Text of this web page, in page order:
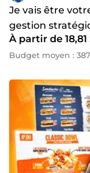
Je vais être
gestion
À partir de 18,81
Budget moyen :